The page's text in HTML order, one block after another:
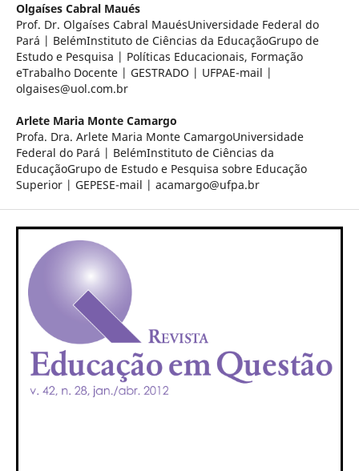
Olgaíses Cabral Maués
Prof. Dr. Olgaíses Cabral MauésUniversidade Federal do
Pará | BelémInstituto de Ciências da EducaçãoGrupo de
Estudo e Pesquisa | Políticas Educacionais, Formação
eTrabalho Docente | GESTRADO | UFPAE-mail |
olgaises@uol.com.br
Arlete Maria Monte Camargo
Profa. Dra. Arlete Maria Monte CamargoUniversidade
Federal do Pará | BelémInstituto de Ciências da
EducaçãoGrupo de Estudo e Pesquisa sobre Educação
Superior | GEPESE-mail | acamargo@ufpa.br